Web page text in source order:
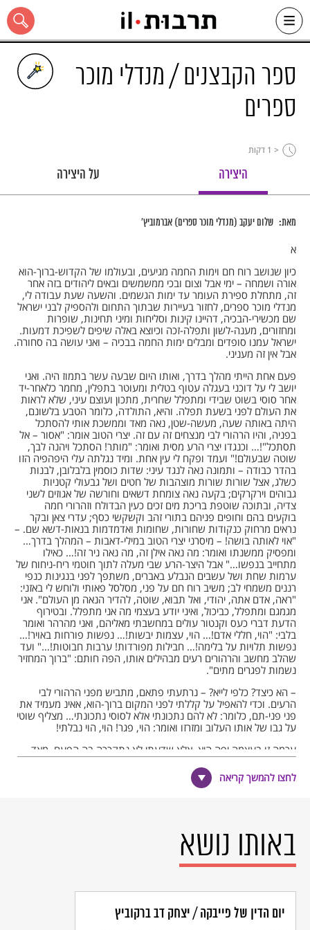
Skip
content
כל האתר
ספר הקבצנים / מנדלי מוכר
ספרים
< 1 דקות
היצירה על היצירה
מאת: שלום יעקב (מנדלי מוכר ספרים) אברמוביץ'
א
כיון שנושב רוח חם וימות החמה מגיעים, ובעולמו של הקדוש-ברוך-הוא
אורה ושמחה – ימי אבל וצום ובכי ממשמשים ובאים ליהודים בזה אחר
זה, מתחלת ספירת העומר עד ימות הגשמים. והשעה שעת עבודה לי,
מנדלי מוכר ספרים, לחזור בעיירות שבתוך התחום ולהספיק לבני ישראל
שם מכשירי-הבכיה, דהיינו קינות וסליחות ומיני תחינות, שופרות
ומחזורים, מענה-לשון ותפלה-זכה וכיוצא באלה שיפים לשפיכת דמעות.
ישראל עמנו סופדים ומבלים ימות החמה בבכיה – ואני עושה בה סחורה.
אבל אין זה מעניני.
פעם אחת הייתי מהלך בדרך, ואותו היום שבעה עשר בתמוז היה. ואני
יושב לי על דוכני בעגלה עטוף בטלית ומעוטר בתפלין, מחמר כלאחר-יד
אחר סוסי בשוט שבידי ומתפלל שחרית, מתכון ועוצם עיני, שלא לראות
את העולם לפני בשעת תפלה. והיא, התולדה, כלומר הטבע בלשונם,
היתה באותה שעה, מעשה-שטן, נאה מאד וממשכת אותי להסתכל
בפניה, והיו הרהורי לבי מנצחים זה עם זה. יצרי הטוב אומר: "אסור – אל
תסתכל"!… וכנגדו יצרי הרע מסית ואומר: "מותר! הסתכל ויהנה לבך,
שוטה שבעולם!" ועמד ופקח לי עין אחת. ומיד נגלתה עלי היפהפיה הזו
בהדר כבודה – ותמונה נאה לנגד עיני: שדות כוסמין בלבלובן, לבנות
כשלג, אצל שורות שורות מוצהבות של חטים ושל גבעולי קטניות
גבוהים וירקרקים; בקעה נאה צומחת דשאים וחורשה של אגוזים לשני
צדיה, ובתוכה שוטפת בריכת מים זכים כעין הבדולח וזהרורי חמה
בוקעים בהם וחופים פניהם בתורי זהב וקשקשי כסף; עדרי צאן ובקר
נראים מרחוק כנקודות שחורות, שחומות ואדמדמות בנאות-דשא שם. –
"אוי לאותה בושה! – מיסרני יצרי הטוב במילי-דאבות – המהלך בדרך…
ומפסיק ממשנתו ואומר: מה נאה אילן זה, מה נאה ניר זה!… כאילו
מתחייב בנפשו…" אבל היצר-הרע שבי מעלה לתוך חוטמי ריח-ניחוח של
ערמות שחת ושל עשבים הנבלע באברים, משתפך לפני בנגינות כנפי
רננים משמחי לב; משיב רוח חם על פני, מסלסל פאותי ולוחש לי באזני:
"ראה, אדם אתה, יהודי, ואל תבוא, שוטה, להדיר הנאה מן העולם". אני
מגמגם ומתפלל, כביכול, ואיני יודע בעצמי מה אני מתפלל. ובטירוף
הדעת דברי כעס וקנטור עולים במחשבתי מאליהם, ואני מהרהר ואומר
בלבי: "הוי, חללי אדם!… הוי, עצמות יבשות!… נפשות פורחות באויר!…
נפשות תלויות על בלימה!… חבילות מפורדות! ערבות חבוטות!…" ועד
שהלב מחשב והרהורים רעים מבהילים אותו, הפה חותם: "ברוך המחזיר
נשמות לפגרים מתים".
– הא כיצד? כלפי לייא? – נרתעתי פתאם, מתביש מפני הרהורי לבי
הרעים. וכדי להאפיל על קללתי לפני המקום ברוך-הוא, אאינ מעמיד את
פני פני-תם, כלומר: לא להם נתכונתי אלא לסוסי נתכונתי… מצליף שוטי
על גבו של אותו העלוב ומזרזו ואומר: הוי, פגר! הוי, הוי נבלתי!
ערמה זו בעצמה יפה היא, אלא שדעתי לא נתקררה בה הפעם. מאד
מאד נצטערתי על זה, שהרהורים מעין אלו היו עולים בלבי ביום צום זה,
שאנו צריכים לבכות על צרותיהם הגדולות של בני ישראל ולנוד להם –
שפעת קלגסיו של נבוכדנאצר הרשע הרי נכנסו לעיר קדשנו וכל
וְהַשְּׁפִיפוֹן מִצָּפוֹן
כְּשִׁבֹּלֶת שְׁטָפָנִי
וְהַצָּפִיר וְהַשָּׂעִיר.
לחצו להמשך קריאה
באותו נושא
יום הדין של פייבקה / יצחק דב ברקוביץ